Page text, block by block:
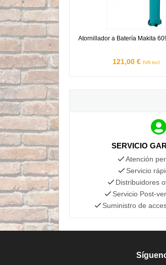
Atornillador a Batería Makita
121,00 € IVA incl.
SERVICIO
Atención
Servicio
Distribuidores
Servicio Post-
Suministro de